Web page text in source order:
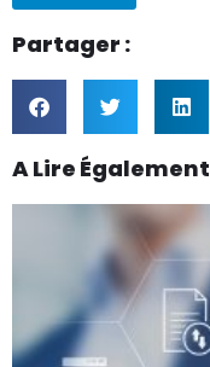
Partager :
A Lire Également